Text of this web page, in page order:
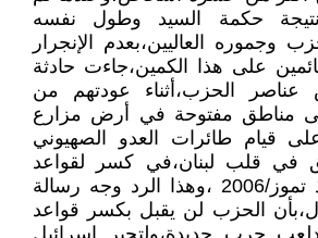
حكمة السيد وطول نفسه
وجموره العاليين،بعدم الإنجرار
على هذا الكمين،جاءت حادثة
عناصر الحزب،أثناء عودتهم من
مناطق مفتوحة في أرض مزارع
قيام طائرات العدو الصهيوني
في قلب لبنان،في كسر لقواعد
الإشتباك القائمة منذ تموز/2006 ،وهذا الرد وجه رسالة
الحزب لن يقبل بكسر قواعد